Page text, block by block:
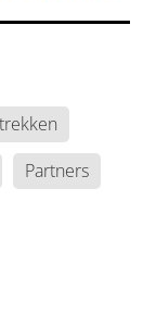
Partners